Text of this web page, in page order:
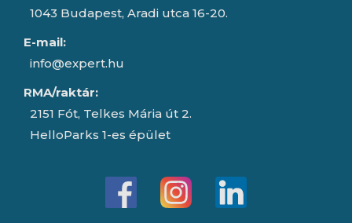
1043 Budapest, Aradi utca 16-20.
E-mail:
info@expert.hu
RMA/raktár:
2151 Fót, Telkes Mária út 2.
HelloParks 1-es épület